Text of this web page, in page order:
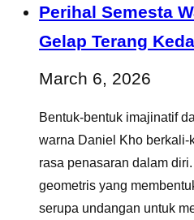
Perihal Semesta
Gelap Terang
March 6, 2026
Bentuk-bentuk imajinatif
warna Daniel Kho berkali-
rasa penasaran dalam
geometris yang
serupa undangan untuk